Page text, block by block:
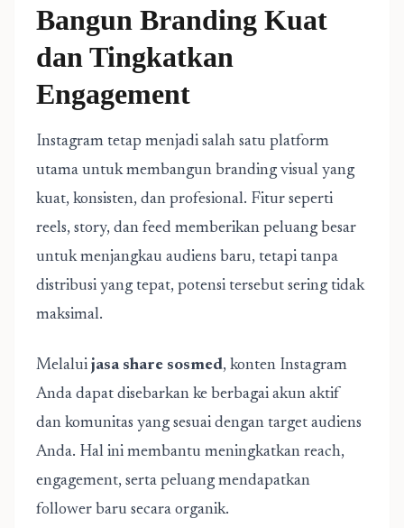
Bangun Branding Kuat
dan Tingkatkan
Engagement
Instagram tetap menjadi salah satu platform
utama untuk membangun branding visual yang
kuat, konsisten, dan profesional. Fitur seperti
reels, story, dan feed memberikan peluang besar
untuk menjangkau audiens baru, tetapi tanpa
distribusi yang tepat, potensi tersebut sering tidak
maksimal.
Melalui jasa share sosmed, konten Instagram
Anda dapat disebarkan ke berbagai akun aktif
dan komunitas yang sesuai dengan target audiens
Anda. Hal ini membantu meningkatkan reach,
engagement, serta peluang mendapatkan
follower baru secara organik.